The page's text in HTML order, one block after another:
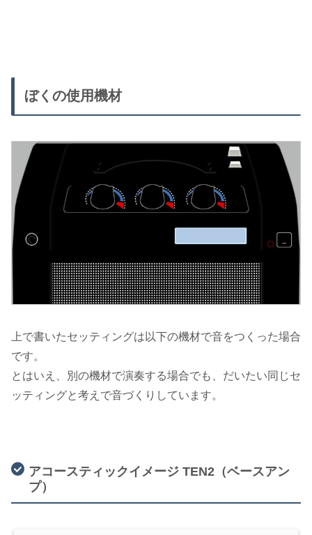
ぼくの使用機材
上で書いたセッティングは以下の機材で音をつくった場合
です。
とはいえ、別の機材で演奏する場合でも、だいたい同じセ
ッティングと考えで音づくりしています。
アコースティックイメージ TEN2（ベースアン
プ）